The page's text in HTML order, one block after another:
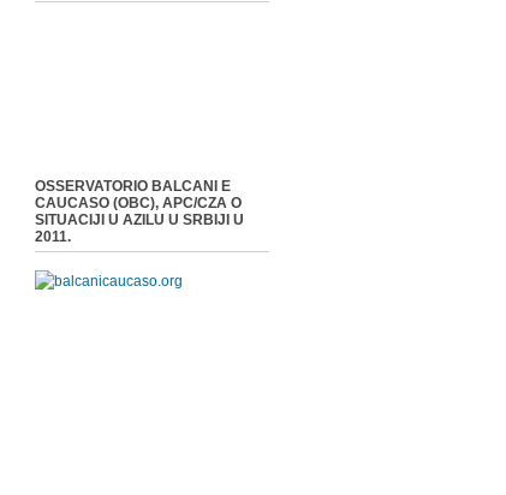
OSSERVATORIO BALCANI E
CAUCASO (OBC), APC/CZA O
SITUACIJI U AZILU U SRBIJI U
2011.